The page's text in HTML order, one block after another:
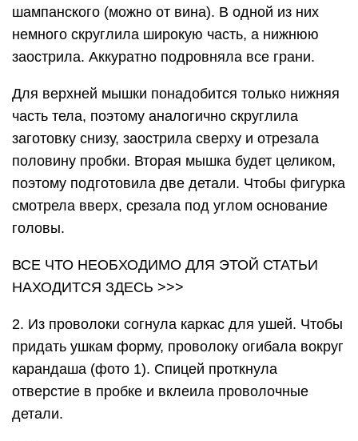
шампанского (можно от вина). В одной из них
немного скруглила широкую часть, а нижнюю
заострила. Аккуратно подровняла все грани.
Для верхней мышки понадобится только нижняя
часть тела, поэтому аналогично скруглила
заготовку снизу, заострила сверху и отрезала
половину пробки. Вторая мышка будет целиком,
поэтому подготовила две детали. Чтобы фигурка
смотрела вверх, срезала под углом основание
головы.
ВСЕ ЧТО НЕОБХОДИМО ДЛЯ ЭТОЙ СТАТЬИ
НАХОДИТСЯ ЗДЕСЬ >>>
2. Из проволоки согнула каркас для ушей. Чтобы
придать ушкам форму, проволоку огибала вокруг
карандаша (фото 1). Спицей проткнула
отверстие в пробке и вклеила проволочные
детали.